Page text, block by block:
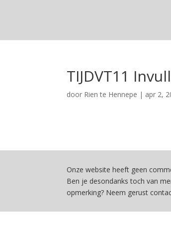
TIJDVT11
door Rien te Hennepe | apr 2,
Onze website heeft geen
Ben je desondanks toch van
opmerking? Neem gerust